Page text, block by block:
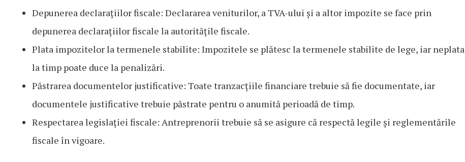
Depunerea declarațiilor fiscale: Declararea veniturilor, a TVA-ului și a altor impozite se face prin
depunerea declarațiilor fiscale la autoritățile fiscale.
Plata impozitelor la termenele stabilite: Impozitele se plătesc la termenele stabilite de lege, iar neplata
la timp poate duce la penalizări.
Păstrarea documentelor justificative: Toate tranzacțiile financiare trebuie să fie documentate, iar
documentele justificative trebuie păstrate pentru o anumită perioadă de timp.
Respectarea legislației fiscale: Antreprenorii trebuie să se asigure că respectă legile și reglementările
fiscale în vigoare.